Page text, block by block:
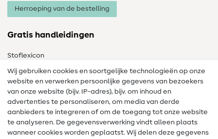
Herroeping van de bestelling
Gratis handleidingen
Stoflexicon
Naailexicon
Gratis Naaipatronen
Hulp & contact
Contact
Wij gebruiken cookies en soortgelijke technologieën op onze
website en verwerken persoonlijke gegevens van bezoekers
van onze website (bijv. IP-adres), bijv. om inhoud en
advertenties te personaliseren, om media van derde
aanbieders te integreren of om de toegang tot onze website
te analyseren. De gegevensverwerking vindt alleen plaats
wanneer cookies worden geplaatst. Wij delen deze gegevens